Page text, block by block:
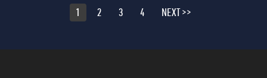
1 2 3 4 NEXT >>